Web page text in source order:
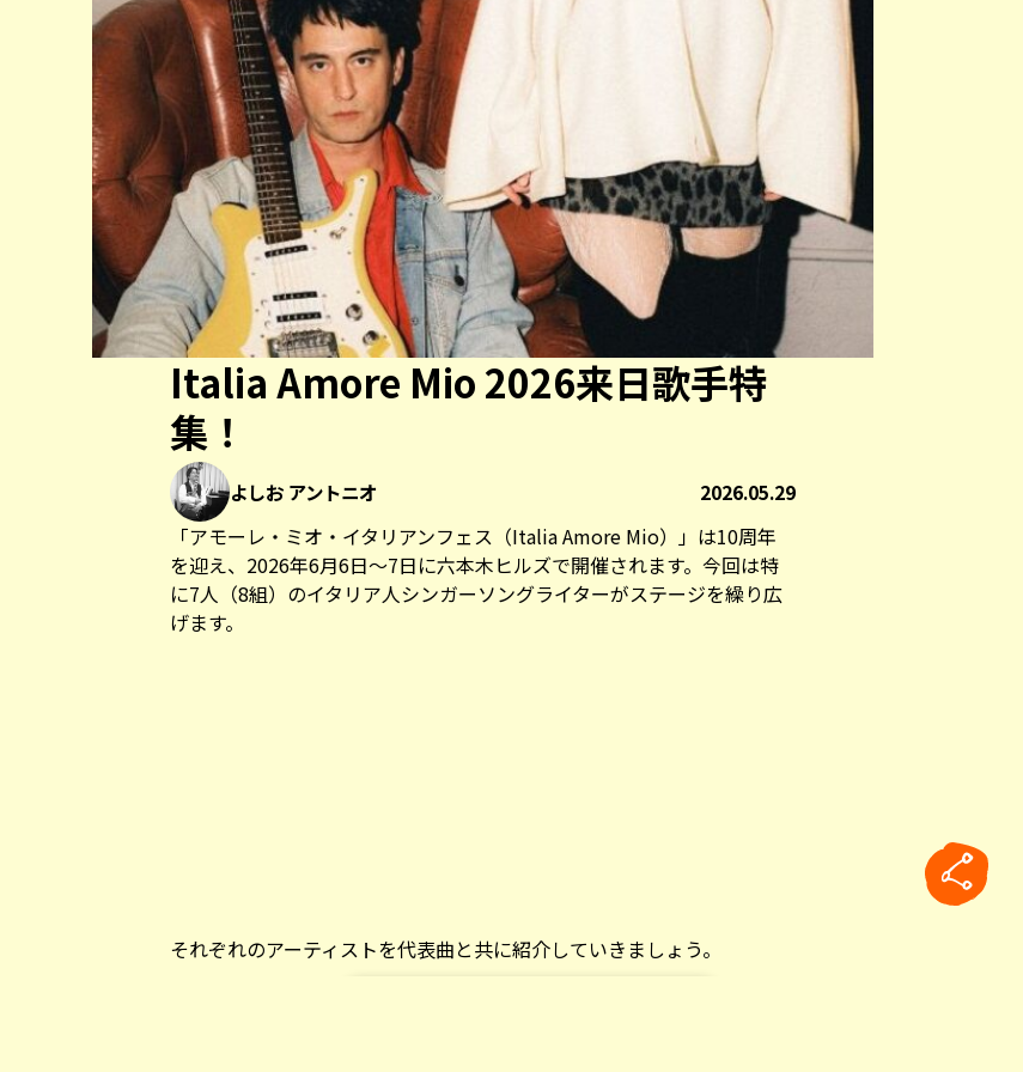
Italia Amore Mio 2026来日歌手特
集！
よしお アントニオ 2026.05.29
「アモーレ・ミオ・イタリアンフェス（Italia Amore Mio）」は10周年
を迎え、2026年6月6日～7日に六本木ヒルズで開催されます。今回は特
に7人（8組）のイタリア人シンガーソングライターがステージを繰り広
げます。
それぞれのアーティストを代表曲と共に紹介していきましょう。